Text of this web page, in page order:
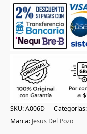
SKU:A006D Categorías:
Marca: Jesus Del Pozo